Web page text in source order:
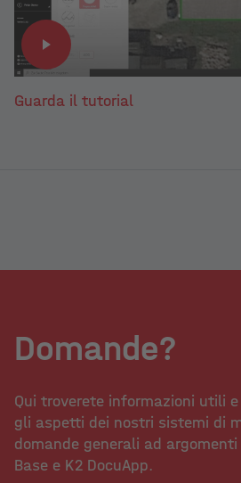
Guarda il tutorial
Domande?
Qui troverete informazioni utili
gli aspetti dei nostri sistemi di
domande generali ad
Base e K2 DocuApp.